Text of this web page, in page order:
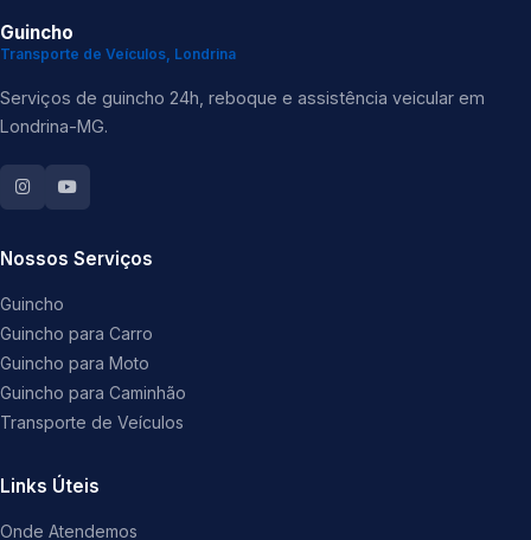
Guincho
Transporte de Veículos, Londrina
Serviços de guincho 24h, reboque e assistência veicular em
Londrina-MG.
Nossos Serviços
Guincho
Guincho para Carro
Guincho para Moto
Guincho para Caminhão
Transporte de Veículos
Links Úteis
Onde Atendemos